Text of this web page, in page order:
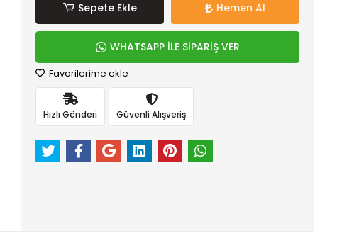
Sepete Ekle Hemen Al
WHATSAPP İLE SİPARİŞ VER
Favorilerime ekle
Hızlı Gönderi Güvenli Alışveriş